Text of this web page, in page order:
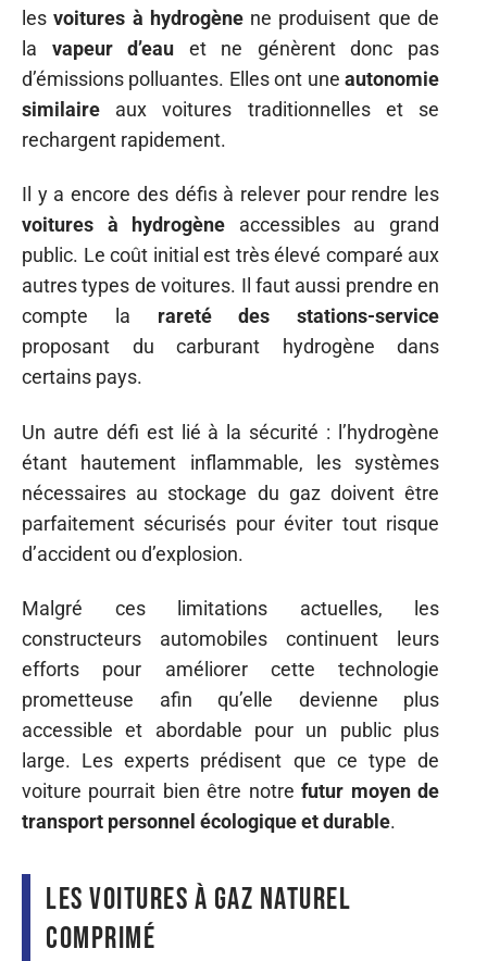
lesvoitures à hydrogènene produisent que de
la vapeur d’eau et ne génèrent donc pas
d’émissions polluantes. Elles ont une autonomie
similaire aux voitures traditionnelles et se
rechargent rapidement.
Il y a encore des défis à relever pour rendre les
voitures à hydrogène accessibles au grand
public. Le coût initial est très élevé comparé aux
autres types de voitures. Il faut aussi prendre en
compte la rareté des stations-service
proposant du carburant hydrogène dans
certains pays.
Un autre défi est lié à la sécurité : l’hydrogène
étant hautement inflammable, les systèmes
nécessaires au stockage du gaz doivent être
parfaitement sécurisés pour éviter tout risque
d’accident ou d’explosion.
Malgré ces limitations actuelles, les
constructeurs automobiles continuent leurs
efforts pour améliorer cette technologie
prometteuse afin qu’elle devienne plus
accessible et abordable pour un public plus
large. Les experts prédisent que ce type de
voiture pourrait bien être notrefutur moyen de
transport personnel écologique et durable.
Les voitures à gaz naturel
comprimé